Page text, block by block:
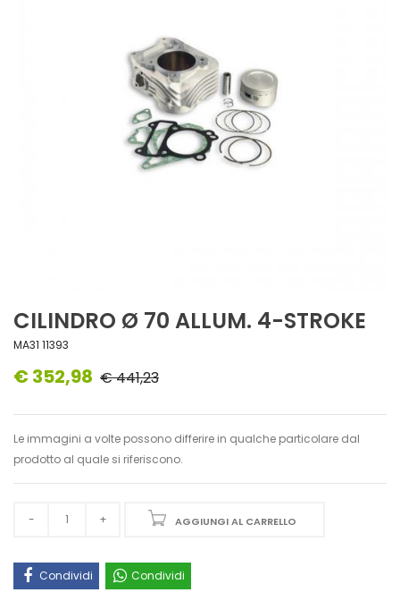
CILINDRO Ø 70 ALLUM. 4-STROKE
MA31 11393
€ 352,98 € 441,23
Le immagini a volte possono differire in qualche particolare dal
prodotto al quale si riferiscono.
AGGIUNGI AL CARRELLO
Condividi Condividi